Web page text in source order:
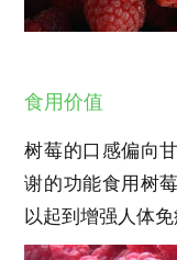
食用价值
树莓的口感偏向
谢的功能食用树
以起到增强人体免